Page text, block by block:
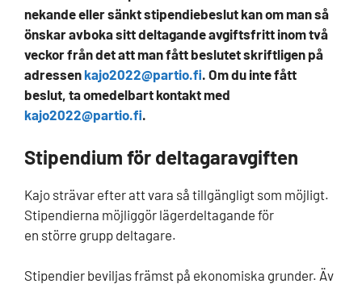
nekande eller sänkt stipendiebeslut kan om man så
önskar avboka sitt deltagande avgiftsfritt inom två
veckor från det att man fått beslutet skriftligen på
adressenkajo2022@partio.fi. Om du inte fått
beslut, ta omedelbart kontakt med
kajo2022@partio.fi.
Stipendium för deltagaravgiften
Kajo strävar efter att vara så tillgängligt som möjligt.
Stipendierna möjliggör lägerdeltagande för
en större grupp deltagare.
Stipendier beviljas främst på ekonomiska grunder. Äv